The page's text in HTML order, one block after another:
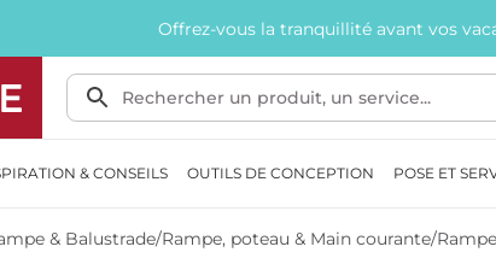
Offrez-vous la tranquillité avant vos
& CONSEILS OUTILS DE CONCEPTION POSE ET
& Balustrade/Rampe, poteau & Main courante/